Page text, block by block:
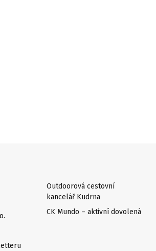
Outdoorová cestovní
kancelář Kudrna
CK Mundo – aktivní dovolená